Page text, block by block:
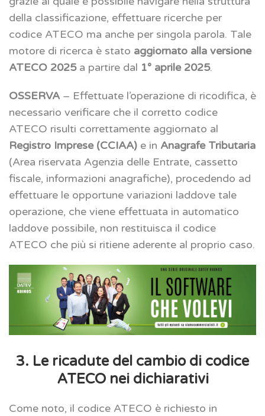
della classificazione, effettuare ricerche per
codice ATECO ma anche per singola parola. Tale
motore di ricerca è stato aggiornato alla versione
ATECO 2025a partire dal 1° aprile 2025.
OSSERVA – Effettuate l’operazione di ricodifica, è
necessario verificare che il corretto codice
ATECO risulti correttamente aggiornato al
Registro Imprese (CCIAA) e in Anagrafe Tributaria
(Area riservata Agenzia delle Entrate, cassetto
fiscale, informazioni anagrafiche), procedendo ad
effettuare le opportune variazioni laddove tale
operazione, che viene effettuata in automatico
laddove possibile, non restituisca il codice
ATECO che più si ritiene aderente al proprio caso.
3. Le ricadute del cambio di codice
ATECO nei dichiarativi
Come noto, il codice ATECO è richiesto in